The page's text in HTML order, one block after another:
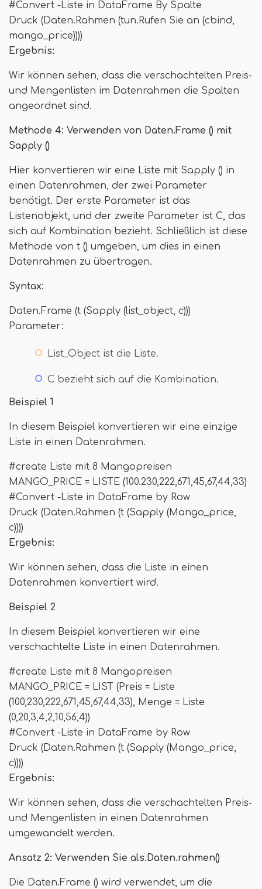
#Convert -Liste in DataFrame By Spalte
Druck (Daten.Rahmen (tun.Rufen Sie an (cbind,
mango_price))))
Ergebnis:
Wir können sehen, dass die verschachtelten Preis-
und Mengenlisten im Datenrahmen die Spalten
angeordnet sind.
Methode 4: Verwenden von Daten.Frame () mit
Sapply ()
Hier konvertieren wir eine Liste mit Sapply () in
einen Datenrahmen, der zwei Parameter
benötigt. Der erste Parameter ist das
Listenobjekt, und der zweite Parameter ist C, das
sich auf Kombination bezieht. Schließlich ist diese
Methode von t () umgeben, um dies in einen
Datenrahmen zu übertragen.
Syntax:
Daten.Frame (t (Sapply (list_object, c)))
Parameter:
List_Object ist die Liste.
C bezieht sich auf die Kombination.
Beispiel 1
In diesem Beispiel konvertieren wir eine einzige
Liste in einen Datenrahmen.
#create Liste mit 8 Mangopreisen
MANGO_PRICE = LISTE (100.230,222,671,45,67,44,33)
#Convert -Liste in DataFrame by Row
Druck (Daten.Rahmen (t (Sapply (Mango_price,
c))))
Ergebnis:
Wir können sehen, dass die Liste in einen
Datenrahmen konvertiert wird.
Beispiel 2
In diesem Beispiel konvertieren wir eine
verschachtelte Liste in einen Datenrahmen.
#create Liste mit 8 Mangopreisen
MANGO_PRICE = LIST (Preis = Liste
(100,230,222,671,45,67,44,33), Menge = Liste
(0,20,3,4,2,10,56,4))
#Convert -Liste in DataFrame by Row
Druck (Daten.Rahmen (t (Sapply (Mango_price,
c))))
Ergebnis:
Wir können sehen, dass die verschachtelten Preis-
und Mengenlisten in einen Datenrahmen
umgewandelt werden.
Ansatz 2: Verwenden Sie als.Daten.rahmen()
Die Daten.Frame () wird verwendet, um die